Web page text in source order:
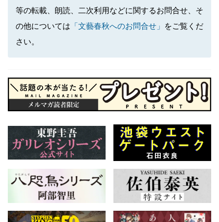
等の転載、朗読、二次利用などに関するお問合せ、そ
の他については 「文藝春秋へのお問合せ」
をご覧くだ
さい。